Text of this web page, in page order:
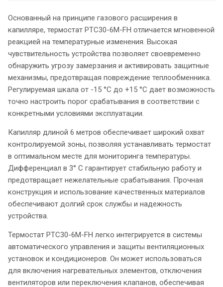
Основанный на принципе газового расширения в
капилляре, термостат PTC30-6M-FH отличается мгновенной
реакцией на температурные изменения. Высокая
чувствительность устройства позволяет своевременно
обнаружить угрозу замерзания и активировать защитные
механизмы, предотвращая повреждение теплообменника.
Регулируемая шкала от -15 °C до +15 °C дает возможность
точно настроить порог срабатывания в соответствии с
конкретными условиями эксплуатации.
Капилляр длиной 6 метров обеспечивает широкий охват
контролируемой зоны, позволяя устанавливать термостат
в оптимальном месте для мониторинга температуры.
Дифференциал в 3° C гарантирует стабильную работу и
предотвращает нежелательные срабатывания. Прочная
конструкция и использование качественных материалов
обеспечивают долгий срок службы и надежность
устройства.
Термостат PTC30-6M-FH легко интегрируется в системы
автоматического управления и защиты вентиляционных
установок и кондиционеров. Он может использоваться
для включения нагревательных элементов, отключения
вентиляторов или переключения клапанов, обеспечивая